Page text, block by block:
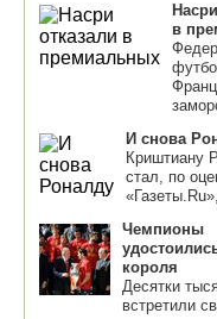
в
И снова
Криштиану
стал, по
Чемпионы
короля
Десятки
встретили